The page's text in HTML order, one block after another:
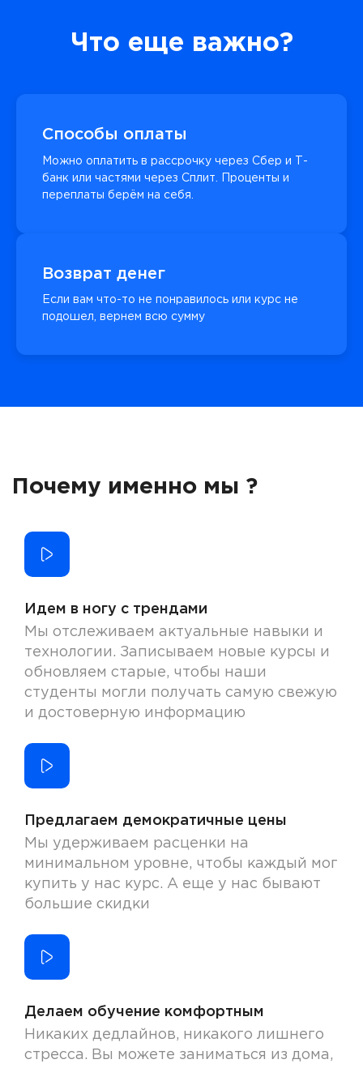
Что еще важно?
Способы оплаты
Можно оплатить в рассрочку через Сбер и Т-
банк или частями через Сплит. Проценты и
переплаты берём на себя.
Возврат денег
Если вам что-то не понравилось или курс не
подошел, вернем всю сумму
Почему именно мы ?
Идем в ногу с трендами
Мы отслеживаем актуальные навыки и
технологии. Записываем новые курсы и
обновляем старые, чтобы наши
студенты могли получать самую свежую
и достоверную информацию
Предлагаем демократичные цены
Мы удерживаем расценки на
минимальном уровне, чтобы каждый мог
купить у нас курс. А еще у нас бывают
большие скидки
Делаем обучение комфортным
Никаких дедлайнов, никакого лишнего
стресса. Вы можете заниматься из дома,